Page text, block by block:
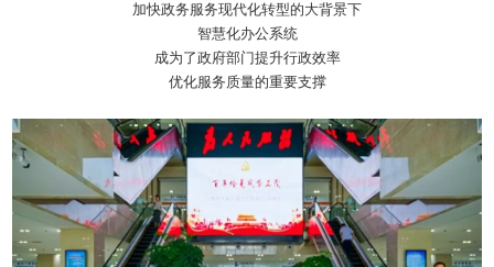
加快政务服务现代化转型的大背景下
智慧化办公系统
成为了政府部门提升行政效率
优化服务质量的重要支撑